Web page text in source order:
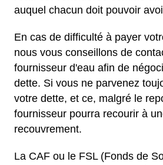
auquel chacun doit pouvoir
En cas de difficulté à payer
nous vous conseillons de
fournisseur d'eau afin de
dette. Si vous ne parvenez
votre dette, et ce, malgré le
fournisseur pourra recourir à
recouvrement.
La CAF ou le FSL (Fonds de